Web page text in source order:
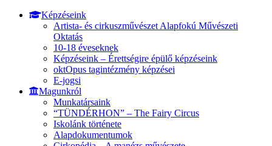
Képzéseink
Artista- és cirkuszművészet Alapfokú Művészeti
Oktatás
10-18 éveseknek
Képzéseink – Érettségire épülő képzéseink
oktOpus tagintézmény képzései
E-jogsi
Magunkról
Munkatársaink
“TÜNDÉRHON” – The Fairy Circus
Iskolánk története
Alapdokumentumok